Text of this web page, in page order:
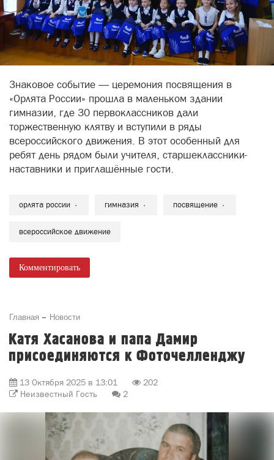
Знаковое событие — церемония посвящения в
«Орлята России» прошла в маленьком здании
гимназии, где 30 первоклассников дали
торжественную клятву и вступили в ряды
всероссийского движения. В этот особенный для
ребят день рядом были учителя, старшеклассники-
наставники и приглашённые гости.
орлята россии гимназия посвящение
всероссийское движение
Комментировать
Главная Новости
Катя Хасанова и папа Дамир
присоединяются к Фоточелленджу
13 Октября 2025 в 13:01
202
Неизвестный Гость
2